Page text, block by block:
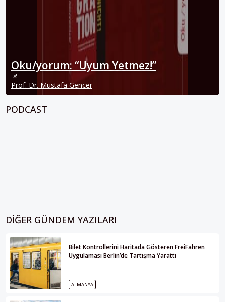
Oku/yorum: “Uyum Yetmez!”
Prof. Dr. Mustafa Gencer
PODCAST
DIĞER GÜNDEM YAZILARI
Bilet Kontrollerini Haritada Gösteren FreiFahren
Uygulaması Berlin’de Tartışma Yarattı
ALMANYA